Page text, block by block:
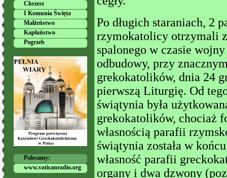
Chrzest
I Komunia Święta
Małżeństwo
Kapłaństwo
Pogrzeb
Polecamy:
www.vaticanradio.org
Po długich staraniach, 2
rzymokatolicy otrzymali
spalonego w czasie
odbudowy, przy
grekokatolików, dnia 24
pierwszą Liturgię. Od
świątynia była
grekokatolików, chociaż
własnością parafii
świątynia została w
własność parafii
organy i dwa dzwony